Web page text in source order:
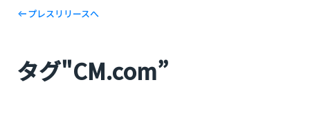
プレスリリースへ
タグ"CM.com”